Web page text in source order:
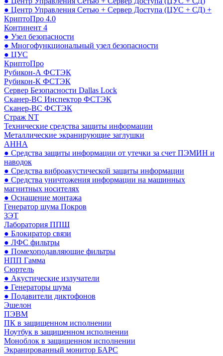
● Центр Управления Сетью + Сервер Доступа (ЦУС + СД) +
КриптоПро 4.0
Континент 4
● Узел безопасности
● Многофункциональный узел безопасности
● ЦУС
КриптоПро
Рубикон-А ФСТЭК
Рубикон-К ФСТЭК
Сервер Безопасности Dallas Lock
Сканер-ВС Инспектор ФСТЭК
Сканер-ВС ФСТЭК
Страж NT
Технические средства защиты информации
Металлические экранирующие заглушки
АННА
● Средства защиты информации от утечки за счет ПЭМИН и
наводок
● Средства виброакустической защиты информации
● Средства уничтожения информации на машинных
магнитных носителях
● Оснащение монтажа
Генератор шума Покров
ЗЭТ
Лаборатория ППШ
● Блокиратор связи
● ЛФС фильтры
● Помехоподавляющие фильтры
НПП Гамма
Сюртель
● Акустические излучатели
● Генераторы шума
● Подавители диктофонов
Эшелон
ПЭВМ
ПК в защищенном исполнении
Ноутбук в защищенном исполнении
Моноблок в защищенном исполнении
Экранированный монитор БАРС